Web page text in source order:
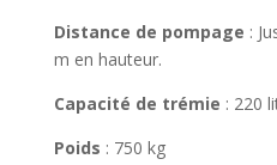
Distance de pompage :
m en hauteur.
Capacité de trémie : 220
Poids : 750 kg